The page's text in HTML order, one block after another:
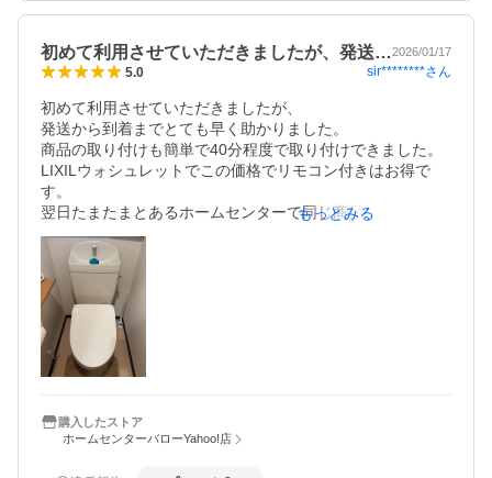
初めて利用させていただきましたが、発送…2026/01/17
5.0 sir********さん
初めて利用させていただきましたが、
発送から到着までとても早く助かりました。
商品の取り付けも簡単で40分程度で取り付けできました。
LIXILウォシュレットでこの価格でリモコン付きはお得で
す。
翌日たまたまとあるホームセンターで同じ商品を見かけま
したが1万円以上高く売っていたのを見てしまいました。
バローさんで購入させていただいて大正解でした。
もっとみる
購入したストア
ホームセンターバローYahoo!店